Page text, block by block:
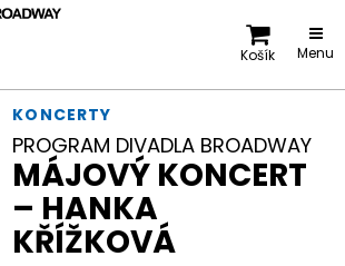
Menu
Košík
KONCERTY
PROGRAM DIVADLA BROADWAY
MÁJOVÝ KONCERT
– HANKA
KŘÍŽKOVÁ